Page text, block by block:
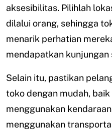
aksesibilitas. Pilihlah
dilalui orang, sehingga
menarik perhatian
mendapatkan kunjungan
Selain itu, pastikan
toko dengan mudah,
menggunakan
menggunakan